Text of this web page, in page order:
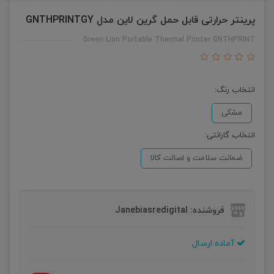
پرینتر حرارتی قابل حمل گرین لاین مدل GNTHPRINTGY
Green Lion Portable Thermal Printer GNTHPRINT
انتخاب رنگ:
مشکی
انتخاب گارانتی:
ضمانت سلامت و اصالت کالا
فروشنده: Janebiasredigital
آماده ارسال